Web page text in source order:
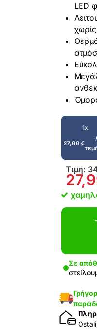
LED
1x
27,99 €
/
Τιμή:
Σε